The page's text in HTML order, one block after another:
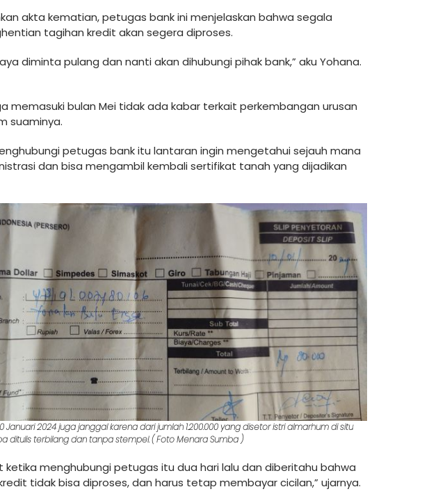
akta kematian, petugas bank ini menjelaskan bahwa segala
tagihan kredit akan segera diproses.
diminta pulang dan nanti akan dihubungi pihak bank,” aku Yohana.
memasuki bulan Mei tidak ada kabar terkait perkembangan urusan
suaminya.
petugas bank itu lantaran ingin mengetahui sejauh mana
dan bisa mengambil kembali sertifikat tanah yang dijadikan
Januari 2024 juga janggal karena dari jumlah 1.200.000 yang disetor istri almarhum di situ
ditulis terbilang dan tanpa stempel. ( Foto Menara Sumba )
ketika menghubungi petugas itu dua hari lalu dan diberitahu bahwa
tidak bisa diproses, dan harus tetap membayar cicilan,” ujarnya.